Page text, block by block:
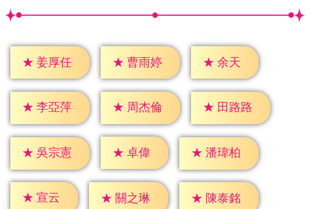
★ 姜厚任 ★ 曹雨婷 ★ 余天
★ 李亞萍 ★ 周杰倫 ★ 田路路
★ 吳宗憲 ★ 卓偉 ★ 潘瑋柏
★ 宣云 ★ 關之琳 ★ 陳泰銘